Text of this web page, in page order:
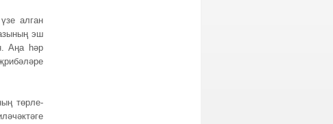
алган
эш
Аңа һәр
төрле-